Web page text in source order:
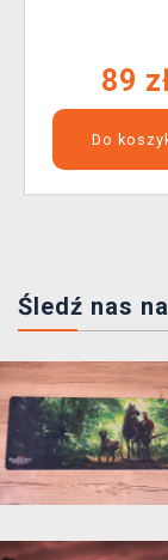
89
Do
Śledź nas